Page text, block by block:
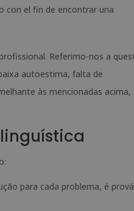
con el fin de encontrar una
Referimo-nos a
autoestima, falta de
às mencionadas acima,
para cada problema, é